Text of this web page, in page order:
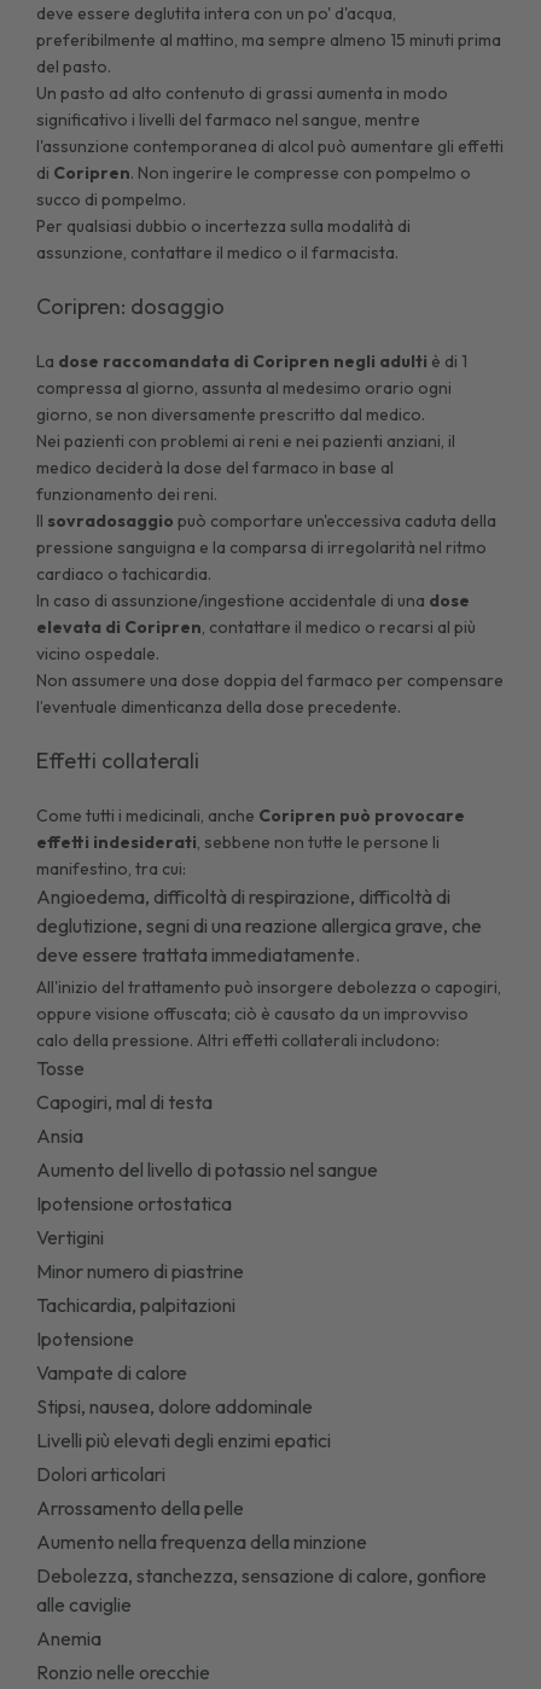
deve essere deglutita intera con un po' d'acqua,
preferibilmente al mattino, ma sempre almeno 15 minuti prima
del pasto.
Un pasto ad alto contenuto di grassi aumenta in modo
significativo i livelli del farmaco nel sangue, mentre
l'assunzione contemporanea di alcol può aumentare gli effetti
di Coripren. Non ingerire le compresse con pompelmo o
succo di pompelmo.
Per qualsiasi dubbio o incertezza sulla modalità di
assunzione, contattare il medico o il farmacista.
Coripren: dosaggio
La dose raccomandata di Coripren negli adulti è di 1
compressa al giorno, assunta al medesimo orario ogni
giorno, se non diversamente prescritto dal medico.
Nei pazienti con problemi ai reni e nei pazienti anziani, il
medico deciderà la dose del farmaco in base al
funzionamento dei reni.
Il sovradosaggio può comportare un'eccessiva caduta della
pressione sanguigna e la comparsa di irregolarità nel ritmo
cardiaco o tachicardia.
In caso di assunzione/ingestione accidentale di una dose
elevata di Coripren, contattare il medico o recarsi al più
vicino ospedale.
Non assumere una dose doppia del farmaco per compensare
l’eventuale dimenticanza della dose precedente.
Effetti collaterali
Come tutti i medicinali, anche Coripren può provocare
effetti indesiderati, sebbene non tutte le persone li
manifestino, tra cui:
Angioedema, difficoltà di respirazione, difficoltà di
deglutizione, segni di una reazione allergica grave, che
deve essere trattata immediatamente.
All'inizio del trattamento può insorgere debolezza o capogiri,
oppure visione offuscata; ciò è causato da un improvviso
calo della pressione. Altri effetti collaterali includono:
Tosse
Capogiri, mal di testa
Ansia
Aumento del livello di potassio nel sangue
Ipotensione ortostatica
Vertigini
Minor numero di piastrine
Tachicardia, palpitazioni
Ipotensione
Vampate di calore
Stipsi, nausea, dolore addominale
Livelli più elevati degli enzimi epatici
Dolori articolari
Arrossamento della pelle
Aumento nella frequenza della minzione
Debolezza, stanchezza, sensazione di calore, gonfiore
alle caviglie
Anemia
Ronzio nelle orecchie